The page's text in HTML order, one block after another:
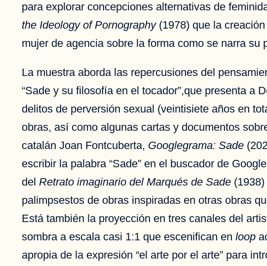
para explorar concepciones alternativas de
the Ideology of Pornography(1978) que la
mujer de agencia sobre la forma como se narra su
La muestra aborda las repercusiones del
“Sade y su filosofía en el tocador”,que presenta a
delitos de perversión sexual (veintisiete años en
obras, así como algunas cartas y documentos
catalán Joan Fontcuberta, Googlegrama: Sade
escribir la palabra “Sade” en el buscador de
del Retrato imaginario del Marqués de Sade
palimpsestos de obras inspiradas en otras obras
Está también la proyección en tres canales del
sombra a escala casi 1:1 que escenifican en loop
apropia de la expresión “el arte por el arte” para